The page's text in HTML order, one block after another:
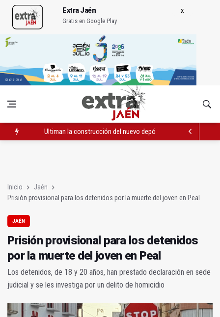
Extra Jaén
Gratis en Google Play
Ultiman la construcción del nuevo depósito de vehículos
Inicio
Jaén
Prisión provisional para los detenidos por la muerte del joven en Peal
JAÉN
Prisión provisional para los detenidos
por la muerte del joven en Peal
Los detenidos, de 18 y 20 años, han prestado declaración en sede
judicial y se les investiga por un delito de homicidio